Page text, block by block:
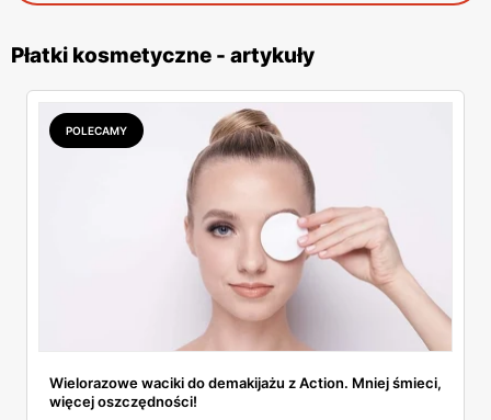
Płatki kosmetyczne - artykuły
POLECAMY
Wielorazowe waciki do demakijażu z Action. Mniej śmieci,
więcej oszczędności!